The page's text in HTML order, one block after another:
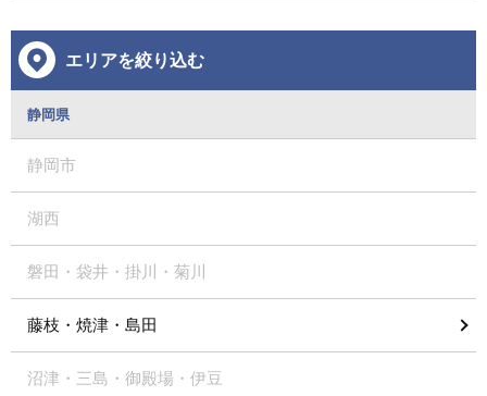
エリアを絞り込む
静岡県
静岡市
湖西
磐田・袋井・掛川・菊川
藤枝・焼津・島田
沼津・三島・御殿場・伊豆